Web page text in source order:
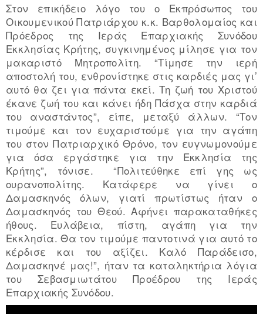
Στον επικήδειο λόγο του ο Εκπρόσωπος του
Οικουμενικού Πατριάρχου κ.κ. Βαρθολομαίος και
Πρόεδρος της Ιεράς Επαρχιακής Συνόδου
Εκκλησίας Κρήτης, συγκινημένος μίλησε για τον
μακαριστό Μητροπολίτη. “Τίμησε την ιερή
αποστολή του, ενθρονίστηκε στις καρδιές μας γι’
αυτό θα ζει για πάντα εκεί. Τη ζωή του Χριστού
έκανε ζωή του και κάνει ήδη Πάσχα στην καρδιά
του αναστάντος”, είπε, μεταξύ άλλων. “Τον
τιμούμε και τον ευχαριστούμε για την αγάπη
του στον Πατριαρχικό Θρόνο, τον ευγνωμονούμε
για όσα εργάστηκε για την Εκκλησία της
Κρήτης”, τόνισε. “Πολιτεύθηκε επί γης ως
ουρανοπολίτης. Κατάφερε να γίνει ο
Δαμασκηνός όλων, γιατί πρωτίστως ήταν ο
Δαμασκηνός του Θεού. Αφήνει παρακαταθήκες
ήθους. Ευλάβεια, πίστη, αγάπη για την
Εκκλησία. Θα τον τιμούμε παντοτινά για αυτό το
κέρδισε και του αξίζει. Καλό Παράδεισο,
Δαμασκηνέ μας!”, ήταν τα καταληκτήρια λόγια
του Σεβασμιωτάτου Προέδρου της Ιεράς
Επαρχιακής Συνόδου.